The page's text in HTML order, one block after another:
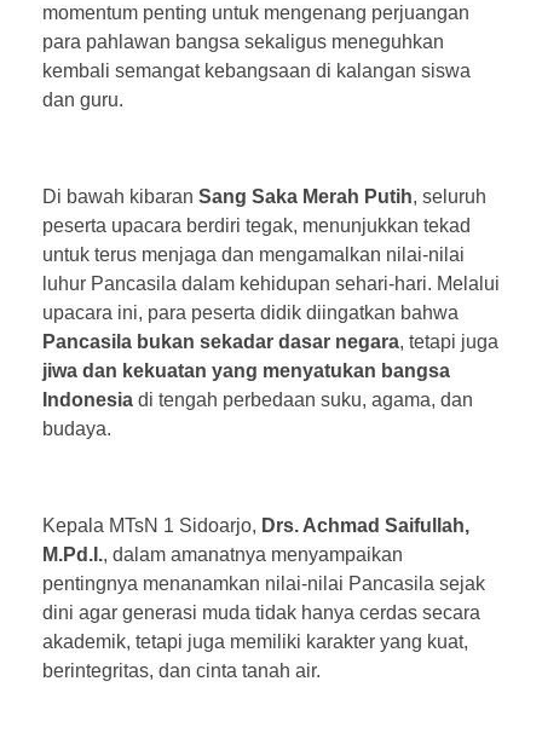
momentum penting untuk mengenang perjuangan
para pahlawan bangsa sekaligus meneguhkan
kembali semangat kebangsaan di kalangan siswa
dan guru.
Di bawah kibaran Sang Saka Merah Putih, seluruh
peserta upacara berdiri tegak, menunjukkan tekad
untuk terus menjaga dan mengamalkan nilai-nilai
luhur Pancasila dalam kehidupan sehari-hari. Melalui
upacara ini, para peserta didik diingatkan bahwa
Pancasila bukan sekadar dasar negara, tetapi juga
jiwa dan kekuatan yang menyatukan bangsa
Indonesia di tengah perbedaan suku, agama, dan
budaya.
Kepala MTsN 1 Sidoarjo, Drs. Achmad Saifullah,
M.Pd.I., dalam amanatnya menyampaikan
pentingnya menanamkan nilai-nilai Pancasila sejak
dini agar generasi muda tidak hanya cerdas secara
akademik, tetapi juga memiliki karakter yang kuat,
berintegritas, dan cinta tanah air.